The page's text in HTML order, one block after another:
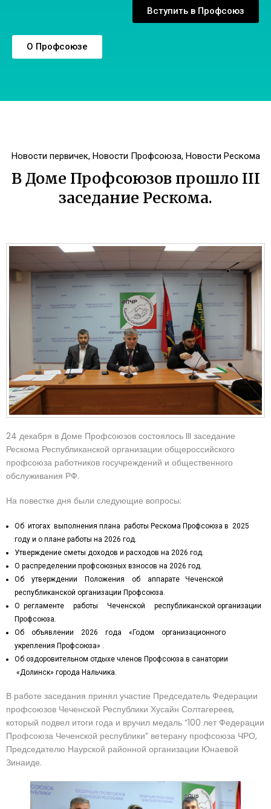
Вступить в Профсоюз
О Профсоюзе
Новости первичек, Новости Профсоюза, Новости Рескома
В Доме Профсоюзов прошло III
заседание Рескома.
24 декабря в Доме Профсоюзов состоялось III заседание
Рескома Республиканской организации общероссийского
профсоюза работников госучреждений и общественного
обслуживания РФ.
На повестке дня были следующие вопросы:
Об итогах выполнения плана работы Рескома Профсоюза в 2025
году и о плане работы на 2026 год.
Утверждение сметы доходов и расходов на 2026 год.
О распределении профсоюзных взносов на 2026 год.
Об утверждении Положения об аппарате Чеченской
республиканской организации Профсоюза.
О регламенте работы Чеченской республиканской организации
Профсоюза.
Об объявлении 2026 года «Годом организационного
укрепления Профсоюза» .
Об оздоровительном отдыхе членов Профсоюза в санатории
«Долинск» города Нальчика.
В работе заседания принял участие Председатель Федерации
профсоюзов Чеченской Республики Хусайн Солтагереев,
который подвел итоги года и вручил медаль “100 лет Федерации
Профсоюза Чеченской республики” ветерану профсоюза ЧРО,
Председателю Наурской районной организации Юнаевой
Зинаиде.